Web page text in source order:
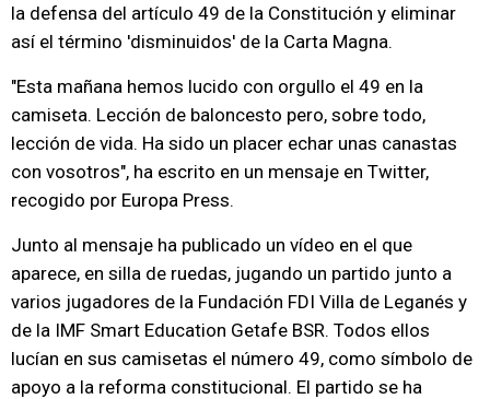
la defensa del artículo 49 de la Constitución y eliminar
así el término 'disminuidos' de la Carta Magna.
"Esta mañana hemos lucido con orgullo el 49 en la
camiseta. Lección de baloncesto pero, sobre todo,
lección de vida. Ha sido un placer echar unas canastas
con vosotros", ha escrito en un mensaje en Twitter,
recogido por Europa Press.
Junto al mensaje ha publicado un vídeo en el que
aparece, en silla de ruedas, jugando un partido junto a
varios jugadores de la Fundación FDI Villa de Leganés y
de la IMF Smart Education Getafe BSR. Todos ellos
lucían en sus camisetas el número 49, como símbolo de
apoyo a la reforma constitucional. El partido se ha